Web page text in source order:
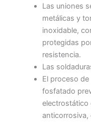
Las uniones
metálicas y
inoxidable,
protegidas
resistencia.
Las
El proceso
fosfatado
electrostático
anticorrosiva,